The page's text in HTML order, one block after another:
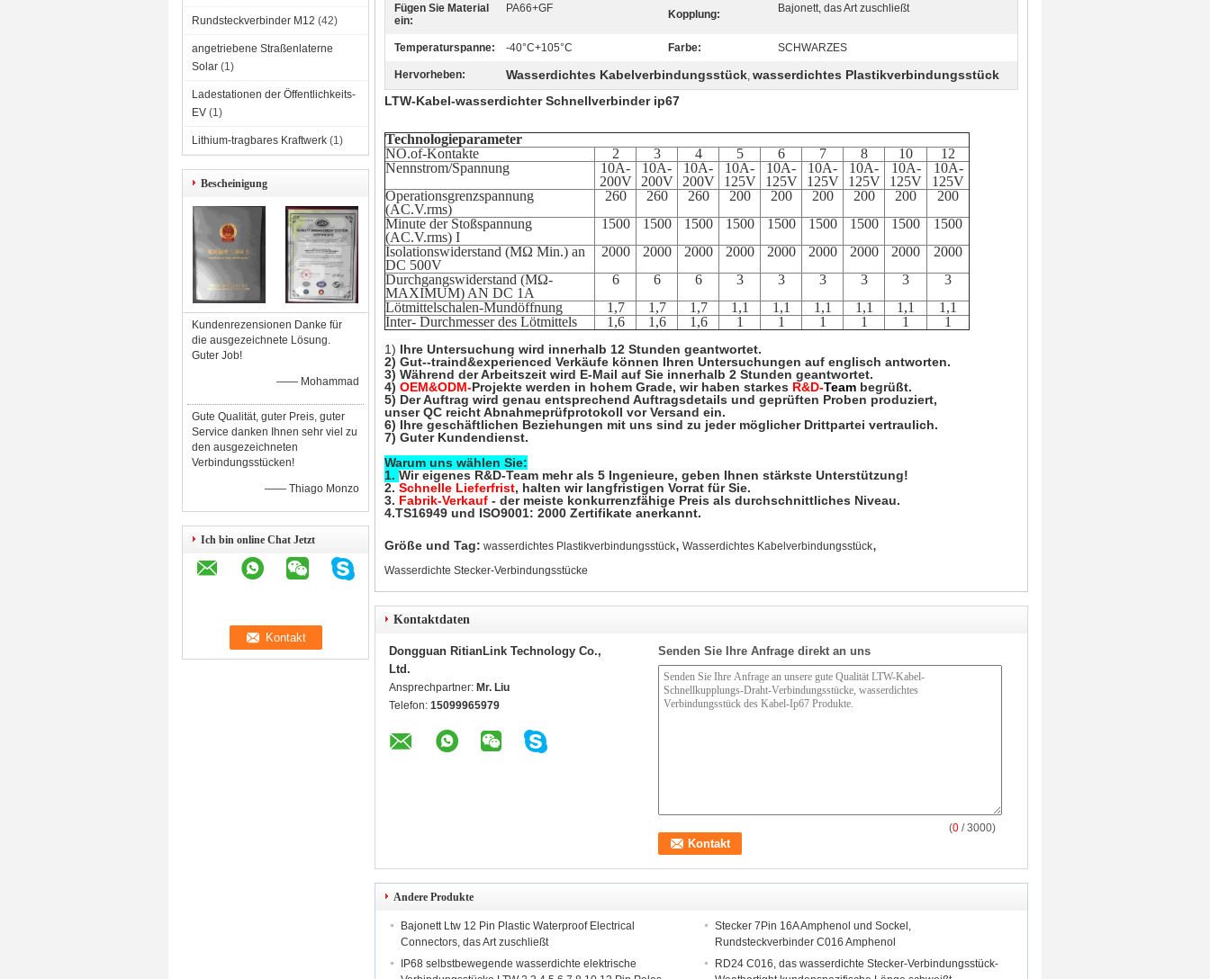
Rundsteckverbinder M12 (42)
angetriebene Straßenlaterne
Solar (1)
Ladestationen der Öffentlichkeits-
EV (1)
Lithium-tragbares Kraftwerk (1)
Bescheinigung
Kundenrezensionen Danke für
die ausgezeichnete Lösung.
Guter Job!
—— Mohammad
Gute Qualität, guter Preis, guter
Service danken Ihnen sehr viel zu
den ausgezeichneten
Verbindungsstücken!
—— Thiago Monzo
Ich bin online Chat Jetzt
Fügen Sie Material
ein:
PA66+GF Kopplung: Bajonett, das Art zuschließt
Temperaturspanne: -40°C+105°C Farbe: SCHWARZES
Hervorheben: Wasserdichtes Kabelverbindungsstück, wasserdichtes Plastikverbindungsstück
LTW-Kabel-wasserdichter Schnellverbinder ip67
Technologieparameter
NO.of-Kontakte
2 3 4 5 6 7 8 10
12
Nennstrom/Spannung
10A-
200V
10A-
200V
10A-
200V
10A-
125V
10A-
125V
10A-
125V
10A-
125V
10A-
125V
10A-
125V
Operationsgrenzspannung
(AC.V.rms)
260 260 260 200 200 200 200 200
200
Minute der Stoßspannung
(AC.V.rms) I
1500 1500 1500 1500 1500 1500 1500 1500
1500
Isolationswiderstand (MΩ Min.) an
DC 500V
2000 2000 2000 2000 2000 2000 2000 2000
2000
Durchgangswiderstand (MΩ-
MAXIMUM) AN DC 1A
6 6 6 3 3 3 3 3
3
Lötmittelschalen-Mundöffnung
1,7 1,7 1,7 1,1 1,1 1,1 1,1 1,1
1,1
Inter- Durchmesser des Lötmittels
1,6 1,6 1,6 1 1 1 1 1 1
1) Ihre Untersuchung wird innerhalb 12 Stunden geantwortet.
2) Gut--traind&experienced Verkäufe können Ihren Untersuchungen auf englisch antworten.
3) Während der Arbeitszeit wird E-Mail auf Sie innerhalb 2 Stunden geantwortet.
4) OEM&ODM-Projekte werden in hohem Grade, wir haben starkes R&D-Team begrüßt.
5) Der Auftrag wird genau entsprechend Auftragsdetails und geprüften Proben produziert,
unser QC reicht Abnahmeprüfprotokoll vor Versand ein.
6) Ihre geschäftlichen Beziehungen mit uns sind zu jeder möglicher Drittpartei vertraulich.
7) Guter Kundendienst.
Warum uns wählen Sie:
1. Wir eigenes R&D-Team mehr als 5 Ingenieure, geben Ihnen stärkste Unterstützung!
2. Schnelle Lieferfrist, halten wir langfristigen Vorrat für Sie.
3. Fabrik-Verkauf - der meiste konkurrenzfähige Preis als durchschnittliches Niveau.
4.TS16949 und ISO9001: 2000 Zertifikate anerkannt.
Größe und Tag: wasserdichtes Plastikverbindungsstück, Wasserdichtes Kabelverbindungsstück,
Wasserdichte Stecker-Verbindungsstücke
Kontaktdaten
Dongguan RitianLink Technology Co.,
Ltd.
Ansprechpartner: Mr. Liu
Telefon: 15099965979
Senden Sie Ihre Anfrage direkt an uns
(0 / 3000)
Andere Produkte
Bajonett Ltw 12 Pin Plastic Waterproof Electrical
Connectors, das Art zuschließt
Stecker 7Pin 16A Amphenol und Sockel,
Rundsteckverbinder C016 Amphenol
IP68 selbstbewegende wasserdichte elektrische
RD24 C016, das wasserdichte Stecker-Verbindungsstück-